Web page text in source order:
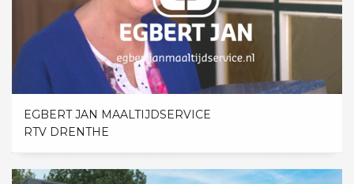
EGBERT JAN MAALTIJDSERVICE
RTV DRENTHE